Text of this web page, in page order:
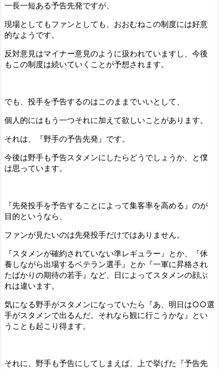
一長一短ある予告先発ですが、
現場としてもファンとしても、おおむねこの制度には好意
的なようです。
反対意見はマイナー意見のように扱われていますし、今後
もこの制度は続いていくことが予想されます。
でも、投手を予告するのはこのままでいいとして、
個人的にはもう一つそれに加えて欲しいことがあります。
それは、『野手の予告先発』です。
今後は野手も予告スタメンにしたらどうでしょうか、と僕
は思っています。
『先発投手を予告することによって集客率を高める』のが
目的というなら、
ファンが見たいのは先発投手だけではありません。
『スタメンが確約されていない準レギュラー』とか、『休
養しながら出場するベテラン選手』とか『一軍に昇格され
たばかりの期待の若手』など、日によってスタメンの顔ぶ
れは違います。
気になる野手がスタメンになっていたら『あ、明日は○○選
手がスタメンで出るんだ。それなら観に行こうかな』とい
うことも起こり得ます。
それに、 野手も予告にしてしまえば、上で挙げた『予告先